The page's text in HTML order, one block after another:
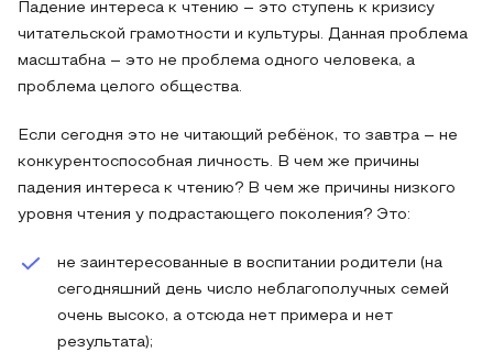
Падение интереса к чтению – это ступень к кризису
читательской грамотности и культуры. Данная проблема
масштабна – это не проблема одного человека, а
проблема целого общества.
Если сегодня это не читающий ребёнок, то завтра – не
конкурентоспособная личность. В чем же причины
падения интереса к чтению? В чем же причины низкого
уровня чтения у подрастающего поколения? Это:
не заинтересованные в воспитании родители (на
сегодняшний день число неблагополучных семей
очень высоко, а отсюда нет примера и нет
результата);